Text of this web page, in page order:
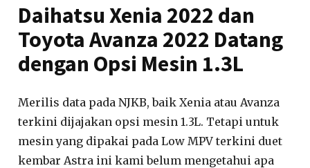
Daihatsu Xenia 2022 dan
Toyota Avanza 2022 Datang
dengan Opsi Mesin 1.3L
Merilis data pada NJKB, baik Xenia atau Avanza
terkini dijajakan opsi mesin 1.3L. Tetapi untuk
mesin yang dipakai pada Low MPV terkini duet
kembar Astra ini kami belum mengetahui apa